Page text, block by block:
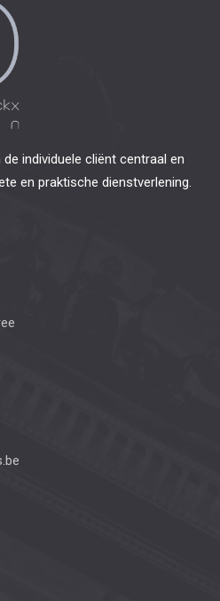
individuele cliënt centraal en
en praktische dienstverlening.